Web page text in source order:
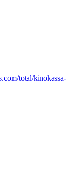
total/kinokassa-